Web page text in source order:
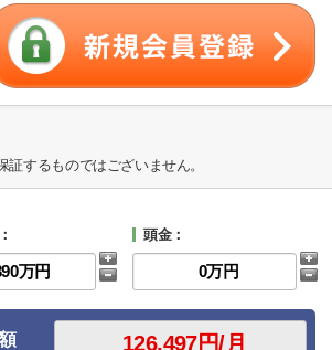
するものではございません。
頭金：